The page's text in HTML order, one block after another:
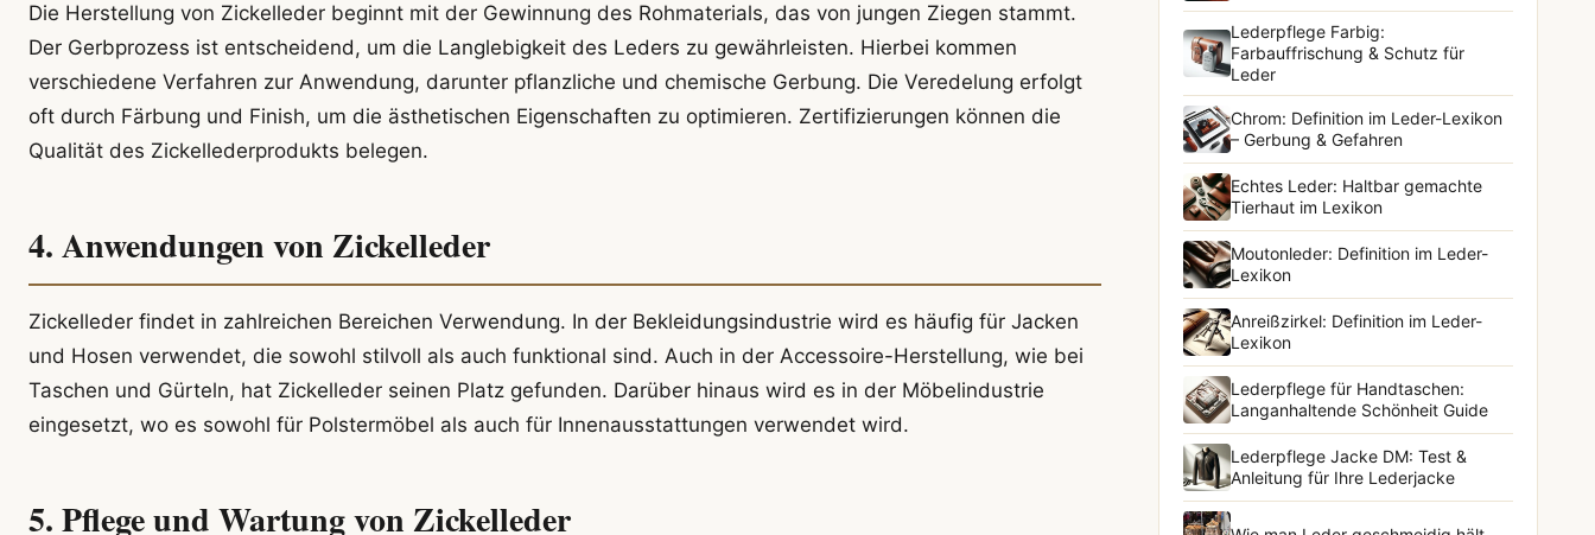
Die Herstellung von Zickelleder beginnt mit der Gewinnung des Rohmaterials, das von jungen Ziegen stammt.
Der Gerbprozess ist entscheidend, um die Langlebigkeit des Leders zu gewährleisten. Hierbei kommen
verschiedene Verfahren zur Anwendung, darunter pflanzliche und chemische Gerbung. Die Veredelung erfolgt
oft durch Färbung und Finish, um die ästhetischen Eigenschaften zu optimieren. Zertifizierungen können die
Qualität des Zickellederprodukts belegen.
4. Anwendungen von Zickelleder
Zickelleder findet in zahlreichen Bereichen Verwendung. In der Bekleidungsindustrie wird es häufig für Jacken
und Hosen verwendet, die sowohl stilvoll als auch funktional sind. Auch in der Accessoire-Herstellung, wie bei
Taschen und Gürteln, hat Zickelleder seinen Platz gefunden. Darüber hinaus wird es in der Möbelindustrie
eingesetzt, wo es sowohl für Polstermöbel als auch für Innenausstattungen verwendet wird.
5. Pflege und Wartung von Zickelleder
Lederpflege Farbig:
Farbauffrischung & Schutz für
Leder
Chrom: Definition im Leder-Lexikon
– Gerbung & Gefahren
Echtes Leder: Haltbar gemachte
Tierhaut im Lexikon
Moutonleder: Definition im Leder-
Lexikon
Anreißzirkel: Definition im Leder-
Lexikon
Lederpflege für Handtaschen:
Langanhaltende Schönheit Guide
Lederpflege Jacke DM: Test &
Anleitung für Ihre Lederjacke